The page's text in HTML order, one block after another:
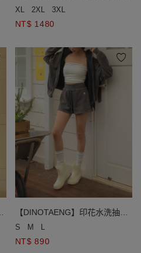
寬褲
XL 2XL 3XL
NT$ 1480
【DINOTAENG】印花水洗抽繩
休閒短褲
S M L
NT$ 890